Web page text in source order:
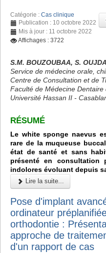
Catégorie : Cas clinique
Publication : 10 octobre 2022
Mis à jour : 11 octobre 2022
Affichages : 3722
S.M. BOUZOUBAA, S.
Service de médecine orale,
Centre de Consultation et de
Faculté de Médecine Dentaire
Université Hassan II -
RÉSUMÉ
Le white sponge naevus
rare de la muqueuse
état de santé et sans
présenté en consultation
indolores évoluant depuis
Lire la suite...
Pose d'implant
ordinateur
orthodontie :
approche de
d'un rapport de cas